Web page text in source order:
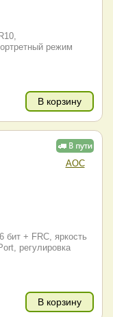
режим
В корзину
AOC
бит + FRC, яркость
регулировка
В корзину